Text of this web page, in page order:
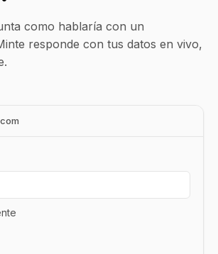
como hablaría con un
responde con tus datos en vivo,